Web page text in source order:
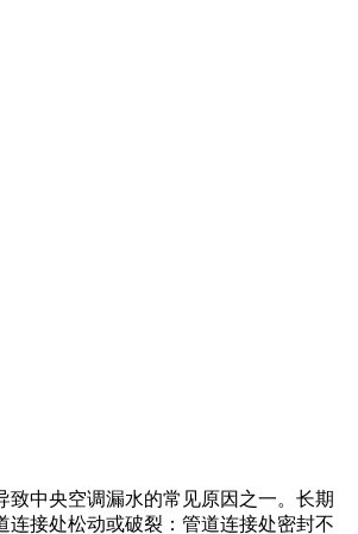
中央空调漏水的常见原因之一。长期
接处松动或破裂：管道连接处密封不